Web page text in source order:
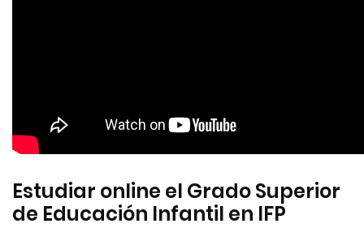
Estudiar online el Grado Superior
de Educación Infantil en IFP